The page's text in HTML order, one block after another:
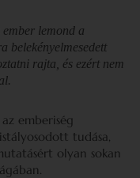
lemond a
belekényelmesedett
rajta, és ezért nem
emberiség
tudása,
olyan sokan